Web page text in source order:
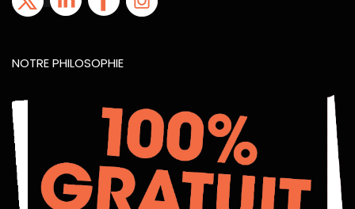
NOTRE PHILOSOPHIE